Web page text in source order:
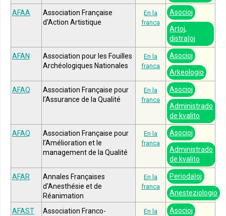
AFAA
Association Française
d'Action Artistique
En la
franca
Asocioj
Artoj,
distraĵoj
AFAN
Association pour les Fouilles
Archéologiques Nationales
En la
franca
Asocioj
Arkeologio
AFAQ
Association Française pour
l’Assurance de la Qualité
En la
franca
Asocioj
Administrado
de kvalito
AFAQ
Association Française pour
l’Amélioration et le
management de la Qualité
En la
franca
Asocioj
Administrado
de kvalito
AFAR
Annales Françaises
d'Anesthésie et de
Réanimation
En la
franca
Periodaĵoj
Anesteziologio
AFAST
Association Franco-
En la
Asocioj